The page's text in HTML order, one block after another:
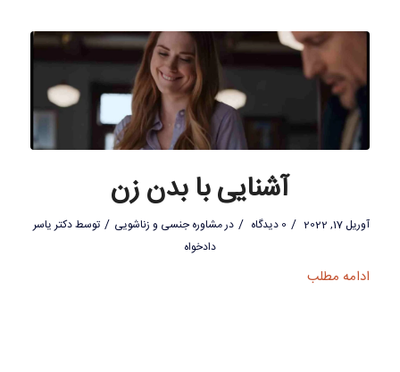
آشنایی با بدن زن
آوریل 17, 2022 / 0 دیدگاه / درمشاوره جنسی و زناشویی / توسطدکتر یاسر
دادخواه
ادامه مطلب